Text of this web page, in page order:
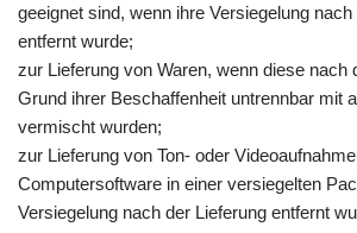
geeignet sind, wenn ihre Versiegelung
entfernt wurde;
zur Lieferung von Waren, wenn diese nach
Grund ihrer Beschaffenheit untrennbar mit
vermischt wurden;
zur Lieferung von Ton- oder
Computersoftware in einer versiegelten
Versiegelung nach der Lieferung entfernt